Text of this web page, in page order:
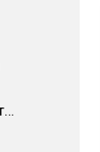
Ночной музпостинг